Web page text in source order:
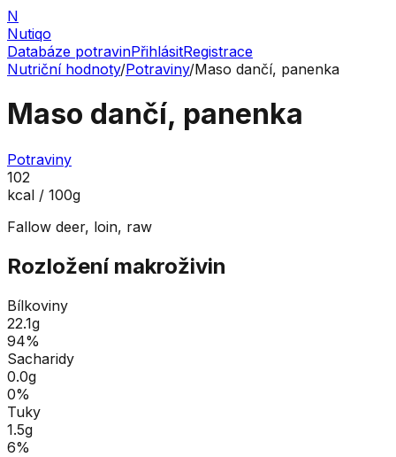
N
Nutiqo
Databáze potravinPřihlásitRegistrace
Nutriční hodnoty/Potraviny/Maso dančí, panenka
Maso dančí, panenka
Potraviny
102
kcal / 100g
Fallow deer, loin, raw
Rozložení makroživin
Bílkoviny
22.1g
94%
Sacharidy
0.0g
0%
Tuky
1.5g
6%